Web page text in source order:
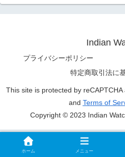
Indian
プライバシーポリシー
特定商取引法に
This site is protected by
and Terms of
Copyright © 2023 Indian
ホーム メニュー